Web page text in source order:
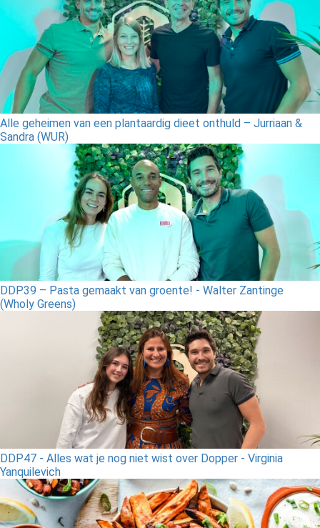
Alle geheimen van een plantaardig dieet onthuld – Jurriaan &
Sandra (WUR)
DDP39 – Pasta gemaakt van groente! - Walter Zantinge
(Wholy Greens)
DDP47 - Alles wat je nog niet wist over Dopper - Virginia
Yanquilevich